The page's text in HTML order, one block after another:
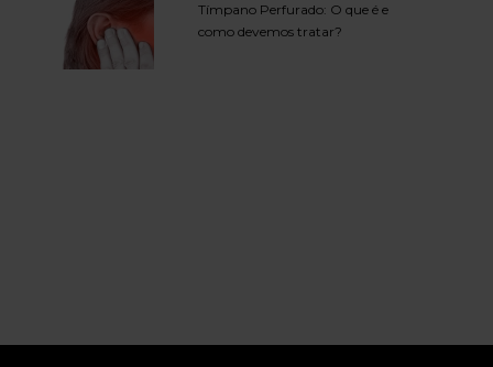
Tímpano Perfurado: O que é e
como devemos tratar?